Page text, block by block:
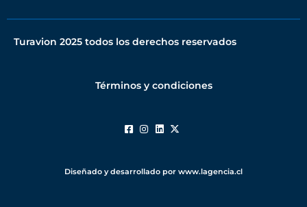
Turavion 2025 todos los derechos reservados
Términos y condiciones
Diseñado y desarrollado por www.lagencia.cl